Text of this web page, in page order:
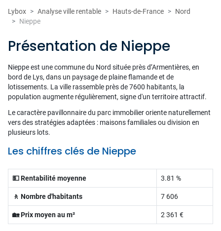
Lybox Analyse ville rentable Hauts-de-France
Nord
Nieppe
Présentation de Nieppe
Nieppe est une commune du Nord située près d’Armentières, en
bord de Lys, dans un paysage de plaine flamande et de
lotissements. La ville rassemble près de 7600 habitants, la
population augmente régulièrement, signe d'un territoire attractif.
Le caractère pavillonnaire du parc immobilier oriente naturellement
vers des stratégies adaptées : maisons familiales ou division en
plusieurs lots.
Les chiffres clés de Nieppe
💵 Rentabilité moyenne 3.81 %
🚶 Nombre d'habitants 7 606
🏡 Prix moyen au m² 2 361 €